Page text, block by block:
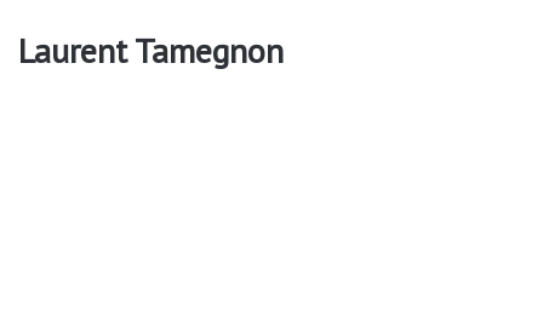
Laurent Tamegnon